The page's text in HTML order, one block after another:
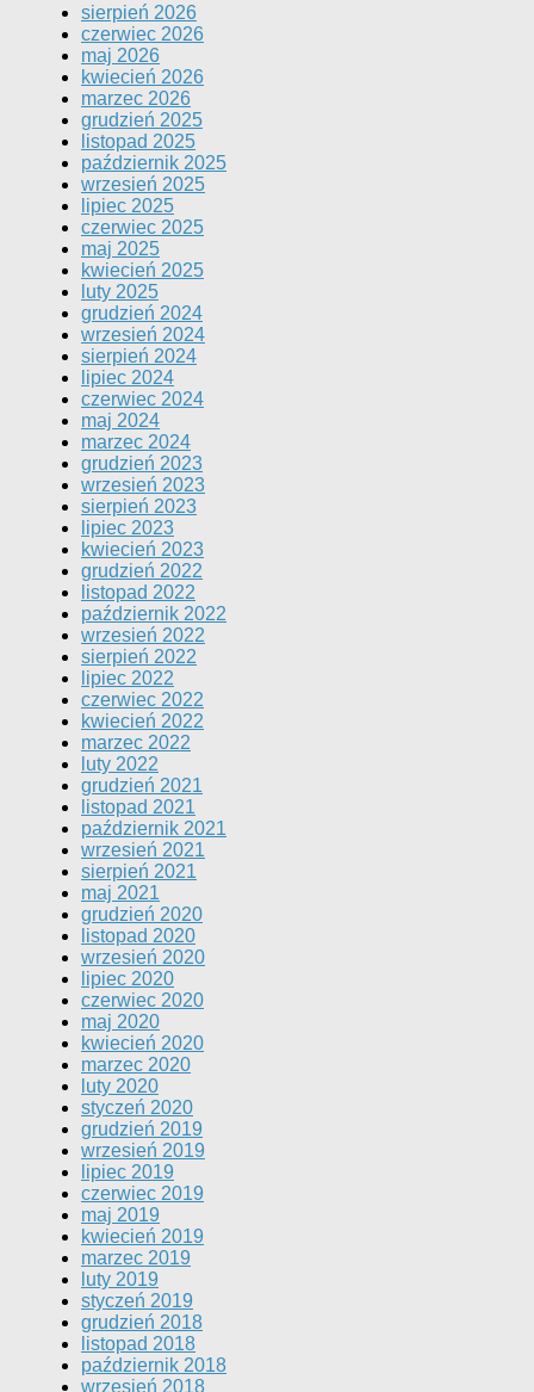
sierpień 2026
czerwiec 2026
maj 2026
kwiecień 2026
marzec 2026
grudzień 2025
listopad 2025
październik 2025
wrzesień 2025
lipiec 2025
czerwiec 2025
maj 2025
kwiecień 2025
luty 2025
grudzień 2024
wrzesień 2024
sierpień 2024
lipiec 2024
czerwiec 2024
maj 2024
marzec 2024
grudzień 2023
wrzesień 2023
sierpień 2023
lipiec 2023
kwiecień 2023
grudzień 2022
listopad 2022
październik 2022
wrzesień 2022
sierpień 2022
lipiec 2022
czerwiec 2022
kwiecień 2022
marzec 2022
luty 2022
grudzień 2021
listopad 2021
październik 2021
wrzesień 2021
sierpień 2021
maj 2021
grudzień 2020
listopad 2020
wrzesień 2020
lipiec 2020
czerwiec 2020
maj 2020
kwiecień 2020
marzec 2020
luty 2020
styczeń 2020
grudzień 2019
wrzesień 2019
lipiec 2019
czerwiec 2019
maj 2019
kwiecień 2019
marzec 2019
luty 2019
styczeń 2019
grudzień 2018
listopad 2018
październik 2018
wrzesień 2018